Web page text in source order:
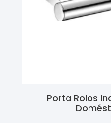
Porta Rolos